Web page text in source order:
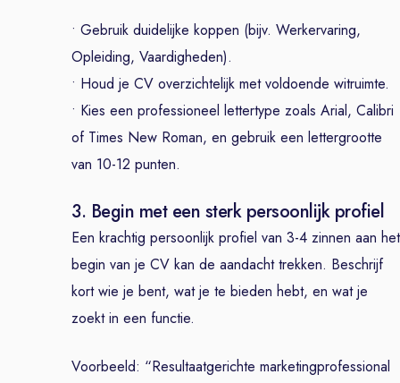
• Gebruik duidelijke koppen (bijv. Werkervaring,
Opleiding, Vaardigheden).
• Houd je CV overzichtelijk met voldoende witruimte.
• Kies een professioneel lettertype zoals Arial, Calibri
of Times New Roman, en gebruik een lettergrootte
van 10-12 punten.
3. Begin met een sterk persoonlijk profiel
Een krachtig persoonlijk profiel van 3-4 zinnen aan het
begin van je CV kan de aandacht trekken. Beschrijf
kort wie je bent, wat je te bieden hebt, en wat je
zoekt in een functie.
Voorbeeld: “Resultaatgerichte marketingprofessional